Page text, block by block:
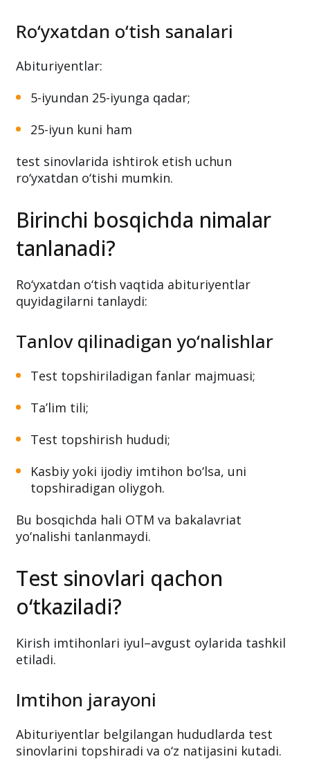
Ro‘yxatdan o‘tish sanalari
Abituriyentlar:
5-iyundan 25-iyunga qadar;
25-iyun kuni ham
test sinovlarida ishtirok etish uchun
ro‘yxatdan o‘tishi mumkin.
Birinchi bosqichda nimalar
tanlanadi?
Ro‘yxatdan o‘tish vaqtida abituriyentlar
quyidagilarni tanlaydi:
Tanlov qilinadigan yo‘nalishlar
Test topshiriladigan fanlar majmuasi;
Ta’lim tili;
Test topshirish hududi;
Kasbiy yoki ijodiy imtihon bo‘lsa, uni
topshiradigan oliygoh.
Bu bosqichda hali OTM va bakalavriat
yo‘nalishi tanlanmaydi.
Test sinovlari qachon
o‘tkaziladi?
Kirish imtihonlari iyul–avgust oylarida tashkil
etiladi.
Imtihon jarayoni
Abituriyentlar belgilangan hududlarda test
sinovlarini topshiradi va o‘z natijasini kutadi.